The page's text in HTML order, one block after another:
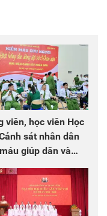
viên, học viên Học
sát nhân dân
giúp dân và
đội